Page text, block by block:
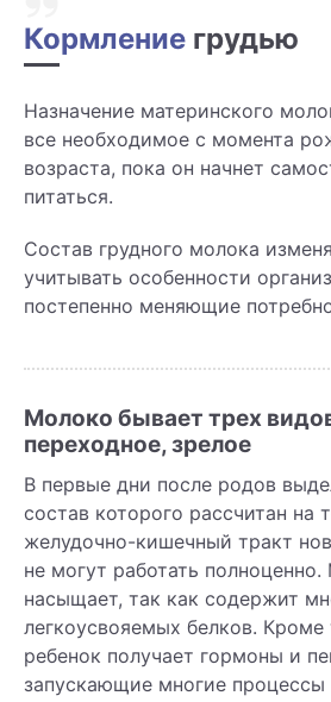
Кормление грудью
Назначение материнского
все необходимое с момента
возраста, пока он начнет
питаться.
Состав грудного молока
учитывать особенности
постепенно меняющие
Молоко бывает трех
переходное, зрелое
В первые дни после родов
состав которого рассчитан на
желудочно-кишечный тракт
не могут работать
насыщает, так как содержит
легкоусвояемых белков.
ребенок получает гормоны и
запускающие многие процессы